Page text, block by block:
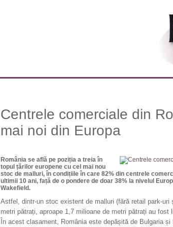
Centrele comerciale din
mai noi din Europa
România se află pe poziția a treia în
topul țărilor europene cu cel mai nou
stoc de malluri, în condițiile în care 82% din centrele
ultimii 10 ani, față de o pondere de doar 38% la nivelul
Wakefield.
Astfel, dintr-un stoc existent de malluri (fără retail park-
metri pătrați, aproape 1,7 milioane de metri pătrați au fost
În acest clasament, România este depășită de Bulgaria